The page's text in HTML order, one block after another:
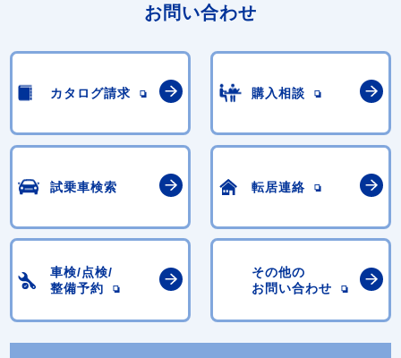
お問い合わせ
カタログ請求 購入相談
試乗車検索 転居連絡
車検/点検/
整備予約
その他の
お問い合わせ